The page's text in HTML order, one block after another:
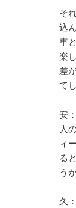
そ
込
車
楽
差
て
安
人
ィ
る
うか
久